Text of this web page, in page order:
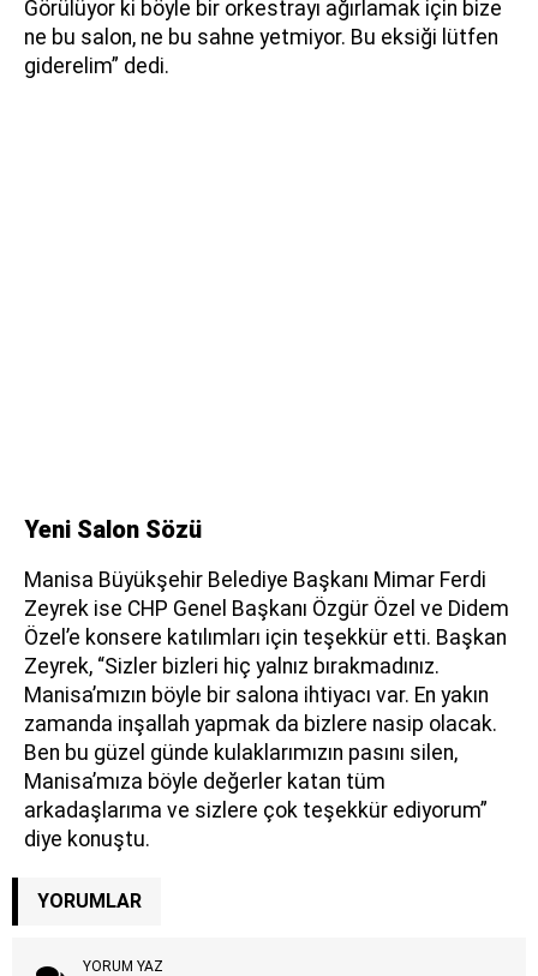
Görülüyor ki böyle bir orkestrayı ağırlamak için bize
ne bu salon, ne bu sahne yetmiyor. Bu eksiği lütfen
giderelim” dedi.
Yeni Salon Sözü
Manisa Büyükşehir Belediye Başkanı Mimar Ferdi
Zeyrek ise CHP Genel Başkanı Özgür Özel ve Didem
Özel’e konsere katılımları için teşekkür etti. Başkan
Zeyrek, “Sizler bizleri hiç yalnız bırakmadınız.
Manisa’mızın böyle bir salona ihtiyacı var. En yakın
zamanda inşallah yapmak da bizlere nasip olacak.
Ben bu güzel günde kulaklarımızın pasını silen,
Manisa’mıza böyle değerler katan tüm
arkadaşlarıma ve sizlere çok teşekkür ediyorum”
diye konuştu.
YORUMLAR
YORUM YAZ